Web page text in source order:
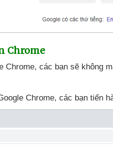
Chrome
Chrome, các bạn sẽ không
Chrome, các bạn tiến